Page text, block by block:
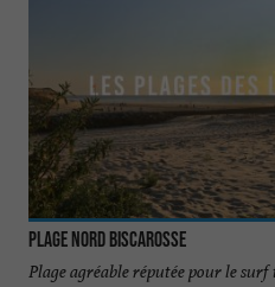
Plage Nord Biscarosse
Plage agréable réputée pour le